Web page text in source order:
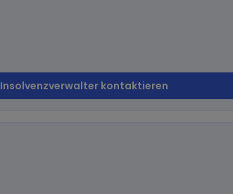
Insolvenzverwalter kontaktieren